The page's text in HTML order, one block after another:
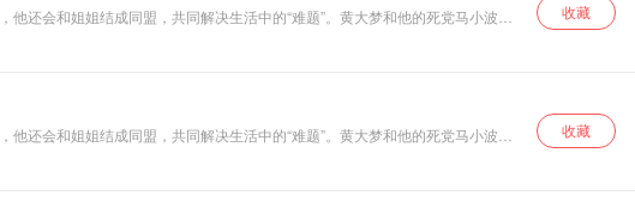
还会和姐姐结成同盟，共同解决生活中的“难题”。黄大梦和他的死党马小波一
们要讲的，就是一年级小学生黄大梦的趣味经历！
收藏
还会和姐姐结成同盟，共同解决生活中的“难题”。黄大梦和他的死党马小波一
们要讲的，就是五年级小学生黄大梦的趣味经历！
收藏